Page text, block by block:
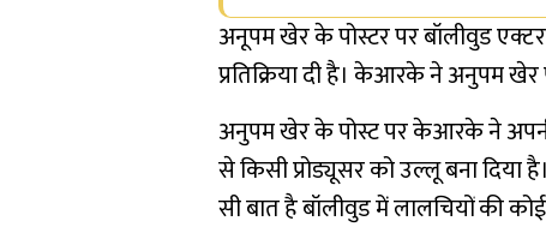
अनूपम खेर के पोस्टर पर बॉलीवुड
प्रतिक्रिया दी है। केआरके ने अनुपम खेर
अनुपम खेर के पोस्ट पर केआरके ने अपनी
से किसी प्रोड्यूसर को उल्लू बना
सी बात है बॉलीवुड में लालचियों की